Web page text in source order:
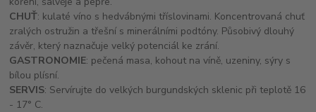
CHUŤ: kulaté víno s hedvábnými tříslovinami. Koncentrovaná chuť
zralých ostružin a třešní s minerálními podtóny. Působivý dlouhý
závěr, který naznačuje velký potenciál ke zrání.
GASTRONOMIE: pečená masa, kohout na víně, uzeniny, sýry s
bílou plísní.
SERVIS: Servírujte do velkých burgundských sklenic při teplotě 16
- 17° C.